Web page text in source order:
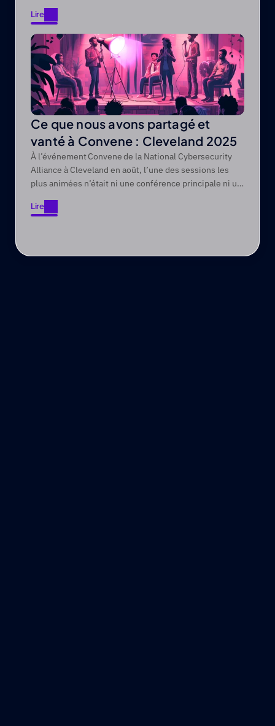
Lire
Lire
Ce que nous avons partagé et
vanté à Convene : Cleveland 2025
À l’événement Convene de la National Cybersecurity
Alliance à Cleveland en août, l’une des sessions les
plus animées n’était ni une conférence principale ni un
nous organisons régulièrement à chaque conférence
Lire
Lire